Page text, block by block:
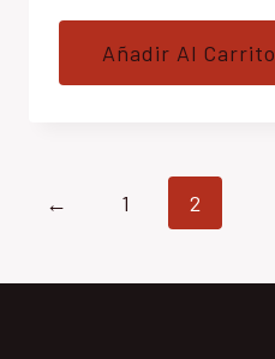
Añadir Al Carrito
← 1 2